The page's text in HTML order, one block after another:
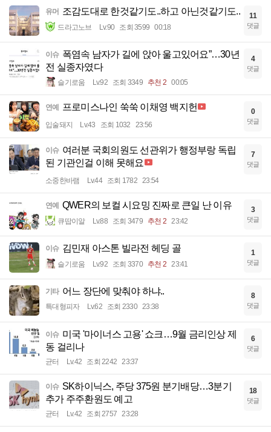
유머 조감도대로 한것같기도..하고 아닌것같기도..
드라고노브 Lv.90 조회 3599 00:18
11
댓글
이슈 폭염속 남자가 길에 앉아 울고있어요”…30년
전 실종자였다
슬기로움 Lv.92 조회 3349 추천 2 00:05
4
댓글
연예 프로미스나인 쑥쑥 이채영 백지헌
입술돼지 Lv.43 조회 1032 23:56
0
댓글
이슈 여러분 국회의원도 선관위가 행정부랑 독립
된 기관인걸 이해 못해요
소중한바램 Lv.44 조회 1782 23:54
7
댓글
연예 QWER의 보컬 시요밍 진짜로 큰일 난 이유
큐땁이알 Lv.88 조회 3479 추천 2 23:42
3
댓글
이슈 김민재 아스톤 빌라전 헤딩 골
슬기로움 Lv.92 조회 3370 추천 2 23:41
1
댓글
기타 어느 장단에 맞춰야 하냐..
특대형피자 Lv.62 조회 2330 23:38
8
댓글
이슈 미국 '마이너스 고용' 쇼크…9월 금리인상 제
동 걸리나
균터 Lv.42 조회 2242 23:37
6
댓글
이슈 SK하이닉스, 주당 375원 분기배당…3분기
추가 주주환원도 예고
균터 Lv.42 조회 2757 23:28
18
댓글